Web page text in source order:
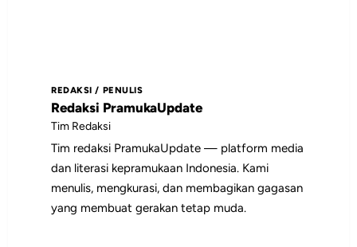
catatan pembinaan, atau rujukan saat
menyiapkan kegiatan.
REDAKSI / PENULIS
Redaksi PramukaUpdate
Tim Redaksi
Tim redaksi PramukaUpdate — platform media
dan literasi kepramukaan Indonesia. Kami
menulis, mengkurasi, dan membagikan gagasan
yang membuat gerakan tetap muda.